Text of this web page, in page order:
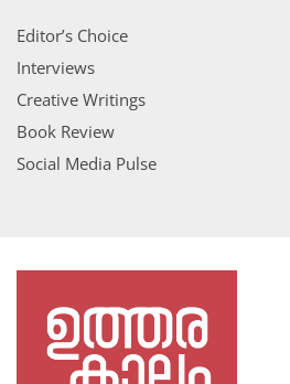
Editor’s Choice
Interviews
Creative Writings
Book Review
Social Media Pulse